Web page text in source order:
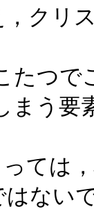
クリ
たつで
まう要
ては
はない